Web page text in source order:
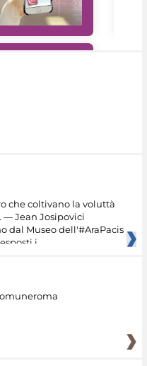
che coltivano la voluttà
— Jean Josipovici
dal Museo dell'#AraPacis
i